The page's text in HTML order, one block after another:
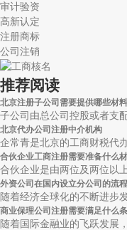
审计验资
高新认定
注册商标
公司注销
推荐阅读
北京注册子公司需要提供哪些材
子公司由总公司控股或者支
北京代办公司注册中介机构
企常青是北京的工商财税代
合伙企业工商注册需要准备什么
合伙企业是由两位及两位以
外资公司在国内设立分公司的流
随着经济全球化的不断进步
商业保理公司注册需要满足什么
随着国际金融业的飞跃发展